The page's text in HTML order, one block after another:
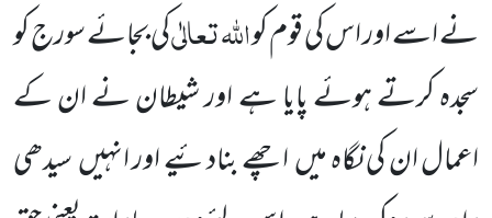
نے اسے اور اس کی قوم کواللہتعالٰیکی بجائے سورج کو
سجدہ کرتے ہوئے پایا ہے اور شیطان نے ان کے
اعمال ان کی نگاہ میںاچھے بنادئیے اور انہیںسیدھی